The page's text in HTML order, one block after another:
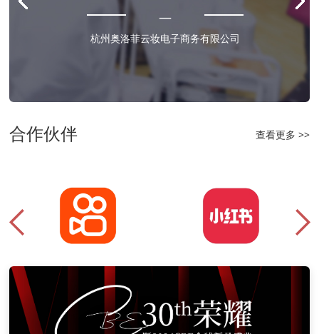
—
杭州奥洛菲云妆电子商务有限公司
合作伙伴 查看更多 >>